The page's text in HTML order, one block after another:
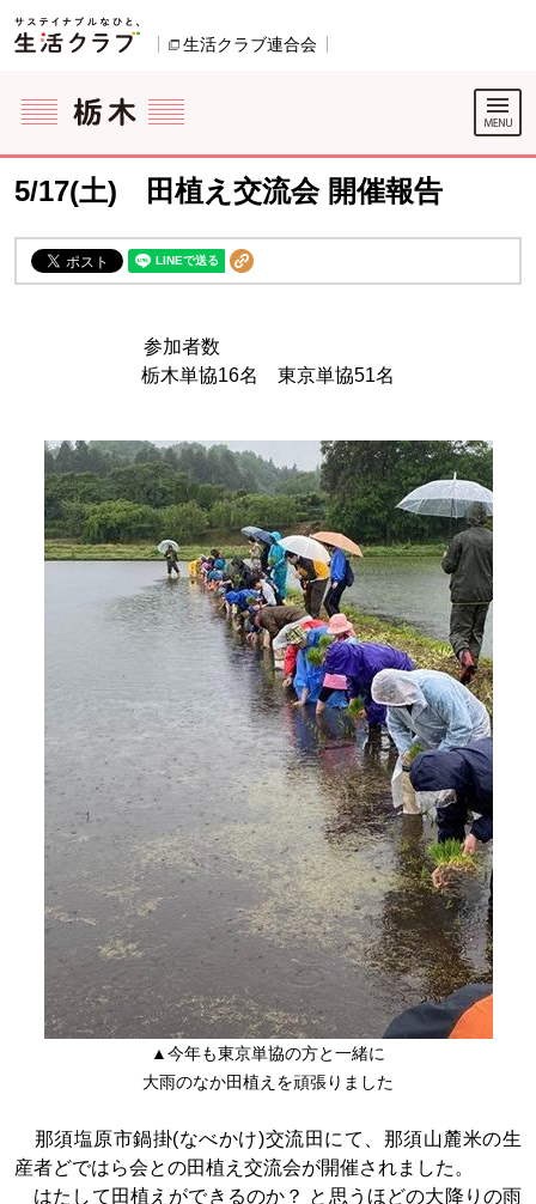
ページの先頭です。
生活クラブ連合会
ここからサイト内共通メニューです。
サイト内共通メニューをスキップする
サイト内共通メニューここまで。
5/17(土) 田植え交流会 開催報告
参加者数
栃木単協16名 東京単協51名
▲今年も東京単協の方と一緒に
大雨のなか田植えを頑張りました
那須塩原市鍋掛(なべかけ)交流田にて、那須山麓米の生
産者どではら会との田植え交流会が開催されました。
はたして田植えができるのか？ と思うほどの大降りの雨